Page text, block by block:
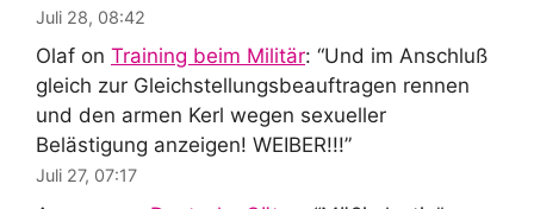
Juli 28, 08:42
Olaf on Training beim Militär: “Und im Anschluß
gleich zur Gleichstellungsbeauftragen rennen
und den armen Kerl wegen sexueller
Belästigung anzeigen! WEIBER!!!”
Juli 27, 07:17